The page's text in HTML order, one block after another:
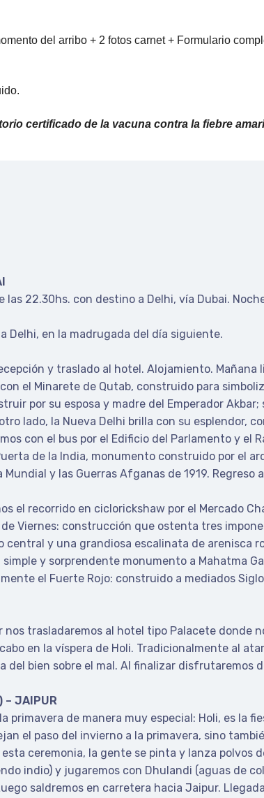
del arribo + 2 fotos carnet + Formulario
certificado de la vacuna contra la fiebre
22.30hs. con destino a Delhi, vía Dubai.
Delhi, en la madrugada del día siguiente.
y traslado al hotel. Alojamiento. Mañana
el Minarete de Qutab, construido para
por su esposa y madre del Emperador
lado, la Nueva Delhi brilla con su esplendor,
con el bus por el Edificio del Parlamento y el
de la India, monumento construido por el
y las Guerras Afganas de 1919.
el recorrido en ciclorickshaw por el Mercado
Viernes: construcción que ostenta tres
y una grandiosa escalinata de arenisca
y sorprendente monumento a Mahatma
el Fuerte Rojo: construido a mediados
trasladaremos al hotel tipo Palacete donde
en la víspera de Holi. Tradicionalmente al
bien sobre el mal. Al finalizar disfrutaremos
– JAIPUR
primavera de manera muy especial: Holi, es la
el paso del invierno a la primavera, sino
ceremonia, la gente se pinta y lanza polvos
indio) y jugaremos con Dhulandi (aguas de
saldremos en carretera hacia Jaipur.